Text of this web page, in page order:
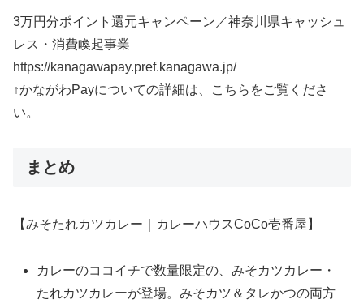
3万円分ポイント還元キャンペーン／神奈川県キャッシュ
レス・消費喚起事業
https://kanagawapay.pref.kanagawa.jp/
↑かながわPayについての詳細は、こちらをご覧くださ
い。
まとめ
【みそたれカツカレー｜カレーハウスCoCo壱番屋】
カレーのココイチで数量限定の、みそカツカレー・
たれカツカレーが登場。みそカツ＆タレかつの両方